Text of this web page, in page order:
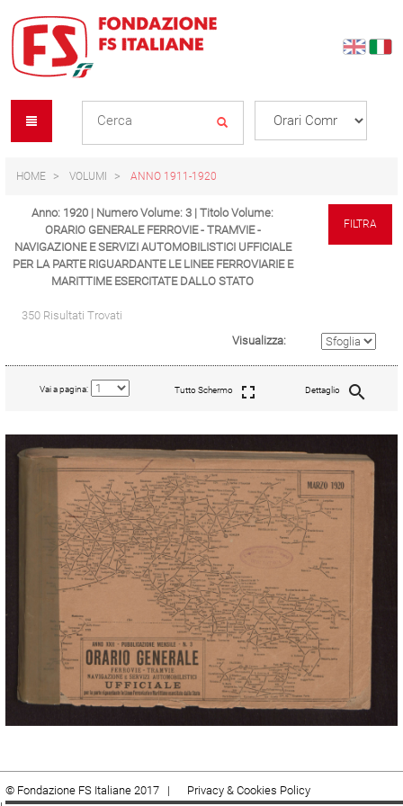
content
navigation
menu
HOME VOLUMI ANNO 1911-1920
Anno: 1920 | Numero Volume: 3 | Titolo Volume:
ORARIO GENERALE FERROVIE - TRAMVIE -
NAVIGAZIONE E SERVIZI AUTOMOBILISTICI UFFICIALE
PER LA PARTE RIGUARDANTE LE LINEE FERROVIARIE E
MARITTIME ESERCITATE DALLO STATO
FILTRA
350 Risultati Trovati
Visualizza:
Vai a pagina: Tutto Schermo Dettaglio
© Fondazione FS Italiane 2017 |
Privacy & Cookies Policy